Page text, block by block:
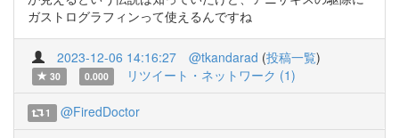
ガストログラフィンって使えるんですね
2023-12-06 14:16:27 @tkandarad (投稿一覧)
30 0.000 リツイート・ネットワーク (1)
1 @FiredDoctor